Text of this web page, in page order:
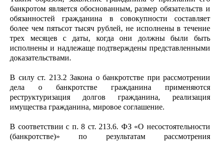
банкротом является обоснованным, размер обязательств и
обязанностей гражданина в совокупности составляет
более чем пятьсот тысяч рублей, не исполнены в течение
трех месяцев с даты, когда они должны были быть
исполнены и надлежаще подтверждены представленными
доказательствами.
В силу ст. 213.2 Закона о банкротстве при рассмотрении
дела о банкротстве гражданина применяются
реструктуризация долгов гражданина, реализация
имущества гражданина, мировое соглашение.
В соответствии с п. 8 ст. 213.6. ФЗ «О несостоятельности
(банкротстве)» по результатам рассмотрения